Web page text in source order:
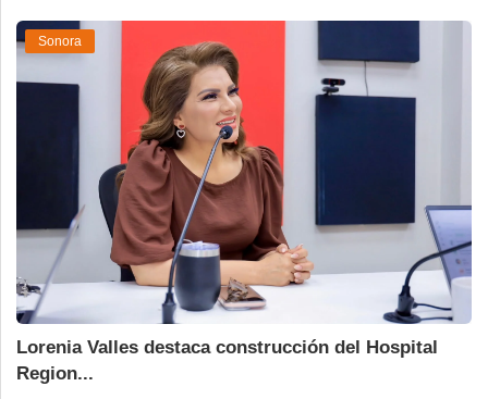
Sonora
Lorenia Valles destaca construcción del Hospital
Region...